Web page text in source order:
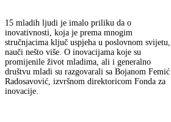
15 mladih ljudi je imalo priliku da o
inovativnosti, koja je prema mnogim
stručnjacima ključ uspjeha u poslovnom svijetu,
nauči nešto više. O inovacijama koje su
promijenile život mladima, ali i generalno
društvu mladi su razgovarali sa Bojanom Femić
Radosavović, izvršnom direktoricom Fonda za
inovacije.